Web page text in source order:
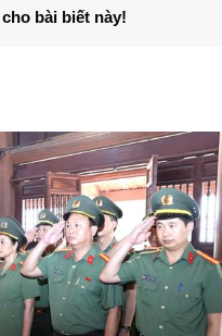
bài biết này!